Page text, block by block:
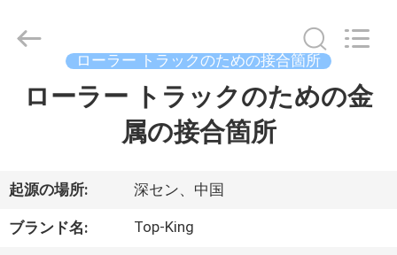
製
品
Copyright
Shenzhen
Reserved.
ローラー トラックのための接合箇所
ローラー トラックのための金
属の接合箇所
起源の場所: 深セン、中国
ブランド名: Top-King